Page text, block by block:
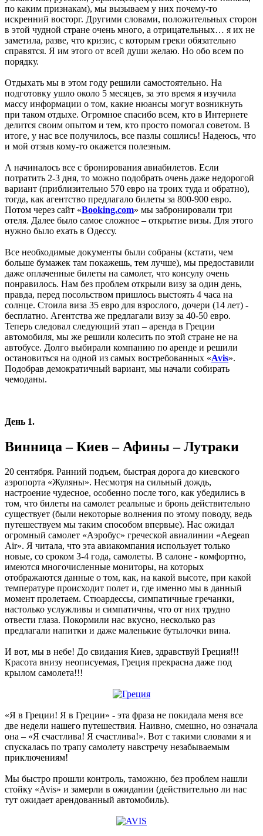
по каким признакам), мы вызываем у них почему-то
искренний восторг. Другими словами, положительных сторон
в этой чудной стране очень много, а отрицательных… я их не
заметила, разве, что кризис, с которым греки обязательно
справятся. Я им этого от всей души желаю. Но обо всем по
порядку.
Отдыхать мы в этом году решили самостоятельно. На
подготовку ушло около 5 месяцев, за это время я изучила
массу информации о том, какие нюансы могут возникнуть
при таком отдыхе. Огромное спасибо всем, кто в Интернете
делится своим опытом и тем, кто просто помогал советом. В
итоге, у нас все получилось, все пазлы сошлись! Надеюсь, что
и мой отзыв кому-то окажется полезным.
А начиналось все с бронирования авиабилетов. Если
потратить 2-3 дня, то можно подобрать очень даже недорогой
вариант (приблизительно 570 евро на троих туда и обратно),
тогда, как агентство предлагало билеты за 800-900 евро.
Потом через сайт «Booking.com» мы забронировали три
отеля. Далее было самое сложное – открытие визы. Для этого
нужно было ехать в Одессу.
Все необходимые документы были собраны (кстати, чем
больше бумажек там покажешь, тем лучше), мы предоставили
даже оплаченные билеты на самолет, что консулу очень
понравилось. Нам без проблем открыли визу за один день,
правда, перед посольством пришлось выстоять 4 часа на
солнце. Стоила виза 35 евро для взрослого, дочери (14 лет) -
бесплатно. Агентства же предлагали визу за 40-50 евро.
Теперь следовал следующий этап – аренда в Греции
автомобиля, мы же решили колесить по этой стране не на
автобусе. Долго выбирали компанию по аренде и решили
остановиться на одной из самых востребованных «Avis».
Подобрав демократичный вариант, мы начали собирать
чемоданы.
День 1.
Винница – Киев – Афины – Лутраки
20 сентября. Ранний подъем, быстрая дорога до киевского
аэропорта «Жуляны». Несмотря на сильный дождь,
настроение чудесное, особенно после того, как убедились в
том, что билеты на самолет реальные и бронь действительно
существует (были некоторые волнения по этому поводу, ведь
путешествуем мы таким способом впервые). Нас ожидал
огромный самолет «Аэробус» греческой авиалинии «Aegean
Air». Я читала, что эта авиакомпания использует только
новые, со сроком 3-4 года, самолеты. В салоне - комфортно,
имеются многочисленные мониторы, на которых
отображаются данные о том, как, на какой высоте, при какой
температуре происходит полет и, где именно мы в данный
момент пролетаем. Стюардессы, симпатичные гречанки,
настолько услужливы и симпатичны, что от них трудно
отвести глаза. Покормили нас вкусно, несколько раз
предлагали напитки и даже маленькие бутылочки вина.
И вот, мы в небе! До свидания Киев, здравствуй Греция!!!
Красота внизу неописуемая, Греция прекрасна даже под
крылом самолета!!!
«Я в Греции! Я в Греции» - эта фраза не покидала меня все
две недели нашего путешествия. Наивно, смешно, но означала
она – «Я счастлива! Я счастлива!». Вот с такими словами я и
спускалась по трапу самолету навстречу незабываемым
приключениям!
Мы быстро прошли контроль, таможню, без проблем нашли
стойку «Avis» и замерли в ожидании (действительно ли нас
тут ожидает арендованный автомобиль).